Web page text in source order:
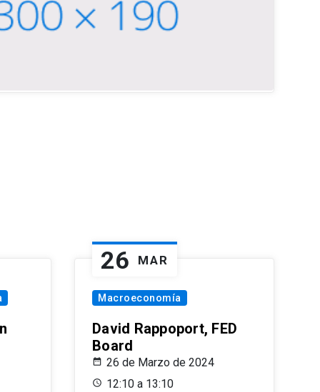
26 MAR
Macroeconomía
David Rappoport, FED
Board
26 de Marzo de 2024
12:10 a 13:10